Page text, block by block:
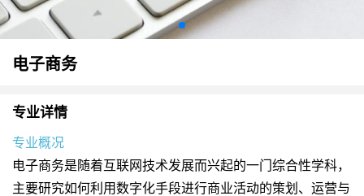
电子商务
专业详情
专业概况
电子商务是随着互联网技术发展而兴起的一门综合性学科，
主要研究如何利用数字化手段进行商业活动的策划、运营与